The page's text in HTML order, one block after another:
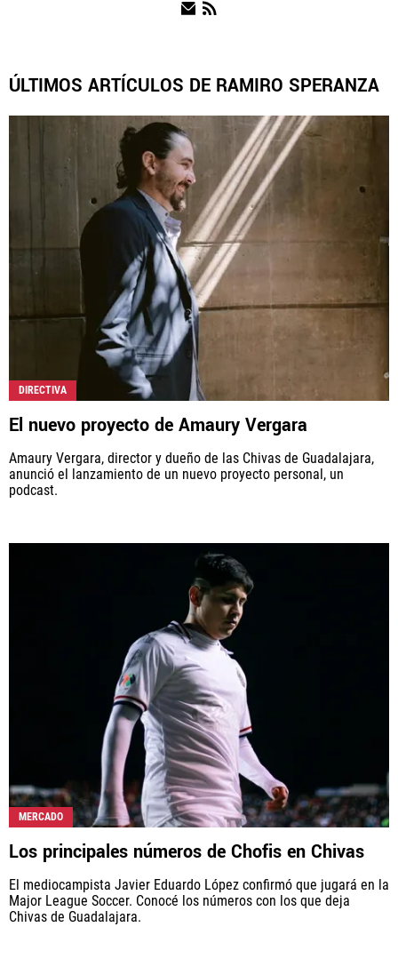
QUIENES SOMOS STAFF | CONTACTO |
ESCRIBE EN REBAÑO PASIÓN
Rebaño Pasión es una sección especial del portal
Bolavip.com con información destinada a los fans del Club
Esta sección no tiene relación alguna con el club. Para visitar
el sitio oficial
haz click aquí
Términos y Condiciones
Políticas de Privacidad
Política Editorial
Ad Choices
Rebaño Pasión, al igual que Futbol Sites, es una
compañía perteneciente a Better Collective. Todos
los derechos reservados.
ÚLTIMOS ARTÍCULOS DE RAMIRO SPERANZA
DIRECTIVA
El nuevo proyecto de Amaury Vergara
Amaury Vergara, director y dueño de las Chivas de Guadalajara,
anunció el lanzamiento de un nuevo proyecto personal, un
podcast.
MERCADO
Los principales números de Chofis en Chivas
El mediocampista Javier Eduardo López confirmó que jugará en la
Major League Soccer. Conocé los números con los que deja
Chivas de Guadalajara.